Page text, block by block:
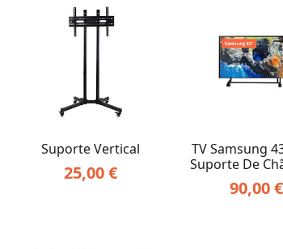
preço:
menor
maior
Suporte Vertical
25,00€
TV Samsung
Suporte De
90,00€